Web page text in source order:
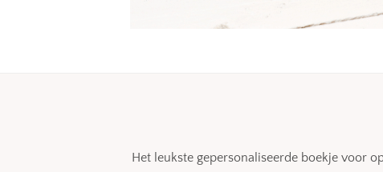
Het leukste gepersonaliseerde boekje voor